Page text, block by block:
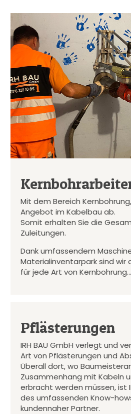
Mit dem Bereich
Angebot im Kabelbau ab.
Somit erhalten Sie die
Zuleitungen.
Dank umfassendem
Materialinventarpark sind wir
für jede Art von Kernbohrung…
Pflästerungen
IRH BAU GmbH verlegt und
Art von Pflästerungen und
Überall dort, wo
Zusammenhang mit Kabeln
erbracht werden müssen, ist
des umfassenden Know-
kundennaher Partner.